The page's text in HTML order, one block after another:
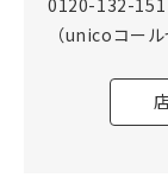
0120-132-151
（unicoコール